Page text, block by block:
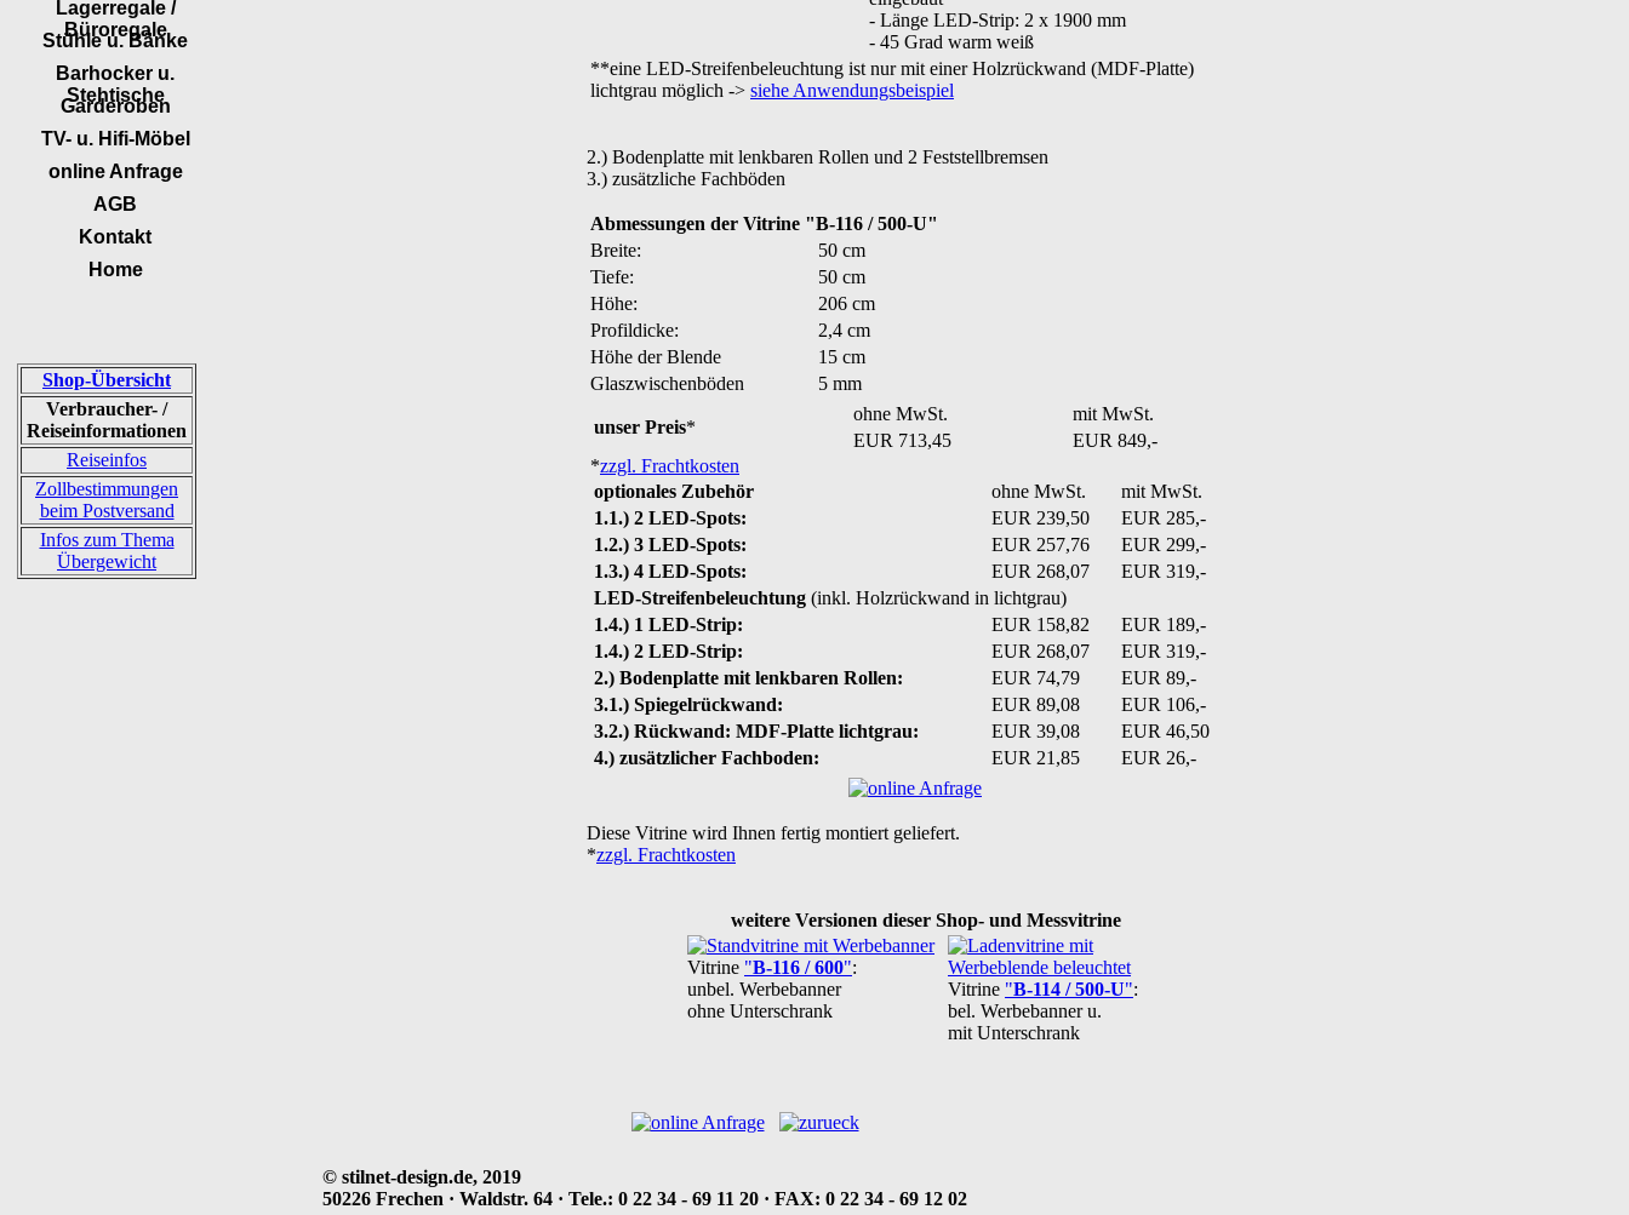
Lagerregale /
Büroregale
Stühle u. Bänke
Barhocker u.
Stehtische
Garderoben
TV- u. Hifi-Möbel
online Anfrage
AGB
Kontakt
Home
Shop-Übersicht
Verbraucher- /
Reiseinformationen
Reiseinfos
Zollbestimmungen
beim Postversand
Infos zum Thema
Übergewicht
- Länge LED-Strip: 2 x 1900 mm
- 45 Grad warm weiß
**eine LED-Streifenbeleuchtung ist nur mit einer Holzrückwand (MDF-Platte)
lichtgrau möglich -> siehe Anwendungsbeispiel
2.) Bodenplatte mit lenkbaren Rollen und 2 Feststellbremsen
3.) zusätzliche Fachböden
Abmessungen der Vitrine "B-116 / 500-U"
Breite:
50 cm
Tiefe:
50 cm
Höhe:
206 cm
Profildicke:
2,4 cm
Höhe der Blende
15 cm
Glaszwischenböden
5 mm
unser Preis*
ohne MwSt.
mit MwSt.
EUR 713,45
EUR 849,-
*zzgl. Frachtkosten
optionales Zubehör
ohne MwSt.
mit MwSt.
1.1.) 2 LED-Spots:
EUR 239,50
EUR 285,-
1.2.) 3 LED-Spots:
EUR 257,76
EUR 299,-
1.3.) 4 LED-Spots:
EUR 268,07
EUR 319,-
LED-Streifenbeleuchtung (inkl. Holzrückwand in lichtgrau)
1.4.) 1 LED-Strip:
EUR 158,82
EUR 189,-
1.4.) 2 LED-Strip:
EUR 268,07
EUR 319,-
2.) Bodenplatte mit lenkbaren Rollen:
EUR 74,79
EUR 89,-
3.1.) Spiegelrückwand:
EUR 89,08
EUR 106,-
3.2.) Rückwand: MDF-Platte lichtgrau:
EUR 39,08
EUR 46,50
4.) zusätzlicher Fachboden:
EUR 21,85 EUR 26,-
Diese Vitrine wird Ihnen fertig montiert geliefert.
*zzgl. Frachtkosten
weitere Versionen dieser Shop- und Messvitrine
Vitrine "B-116 / 600":
unbel. Werbebanner
ohne Unterschrank
Vitrine "B-114 / 500-U":
bel. Werbebanner u.
mit Unterschrank
© stilnet-design.de, 2019
50226 Frechen · Waldstr. 64 · Tele.: 0 22 34 - 69 11 20 · FAX: 0 22 34 - 69 12 02